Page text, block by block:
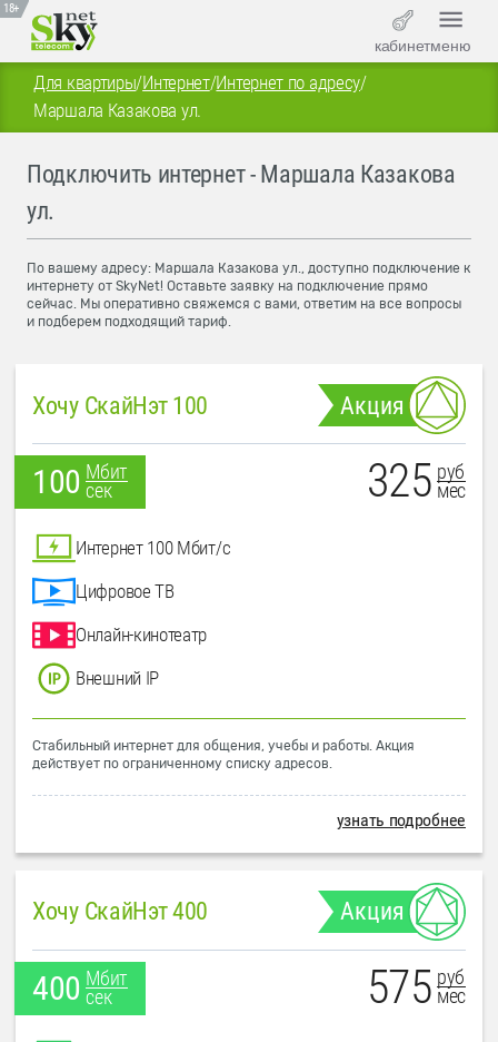
18+
кабинетменю
Для квартиры/Интернет/Интернет по адресу/
Маршала Казакова ул.
Подключить интернет - Маршала Казакова
ул.
По вашему адресу: Маршала Казакова ул., доступно подключение к
интернету от SkyNet! Оставьте заявку на подключение прямо
сейчас. Мы оперативно свяжемся с вами, ответим на все вопросы
и подберем подходящий тариф.
Хочу СкайНэт 100 Акция
100 Мбит
сек
325 руб
мес
Интернет 100 Мбит/с
Цифровое ТВ
Онлайн-кинотеатр
Внешний IP
Стабильный интернет для общения, учебы и работы. Акция
действует по ограниченному списку адресов.
узнать подробнее
Хочу СкайНэт 400 Акция
400 Мбит
сек
575 руб
мес